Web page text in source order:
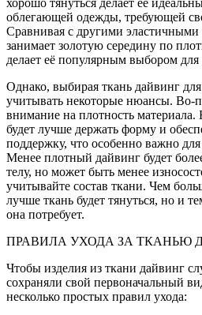
хорошо тянуться делает её
облегающей одежды, требующей
Сравнивая с другими эластичными
занимает золотую середину по
делает её популярным выбором
Однако, выбирая ткань дайвинг
учитывать некоторые нюансы. Во-
внимание на плотность
будет лучше держать форму и
поддержку, что особенно важно
Менее плотный дайвинг будет
телу, но может быть менее
учитывайте состав ткани. Чем
лучше ткань будет тянуться, но и
она потребует.
ПРАВИЛА УХОДА ЗА ТКАНЬЮ
Чтобы изделия из ткани дайвинг
сохраняли свой первоначальный
несколько простых правил ухода: